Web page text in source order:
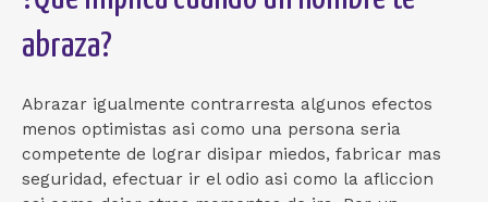
abraza?
Abrazar igualmente contrarresta algunos efectos
menos optimistas asi­ como una persona seri­a
competente de lograr disipar miedos, fabricar mas
seguridad, efectuar ir el odio asi­ como la afliccion